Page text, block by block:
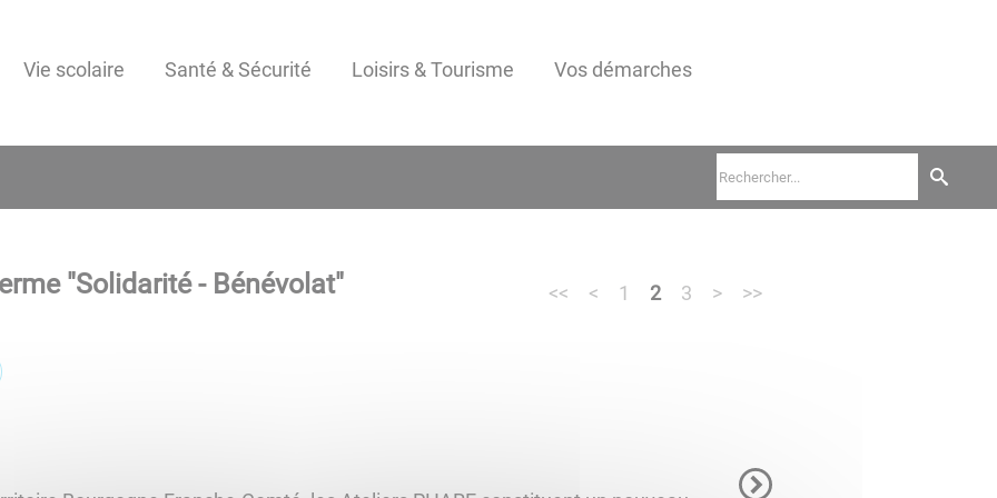
Vie scolaire Santé & Sécurité Loisirs & Tourisme Vos démarches
"Solidarité - Bénévolat" << < 1 2 3 > >>